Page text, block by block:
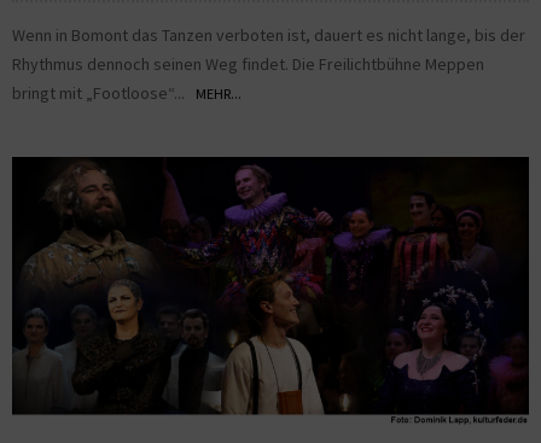
Wenn in Bomont das Tanzen verboten ist, dauert es nicht lange, bis der
Rhythmus dennoch seinen Weg findet. Die Freilichtbühne Meppen
bringt mit „Footloose“...
MEHR...